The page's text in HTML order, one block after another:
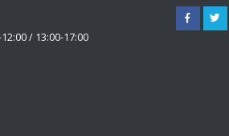
/ 13:00-17:00